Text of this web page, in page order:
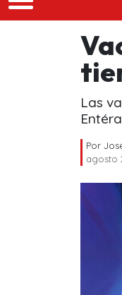
Las
Por
agosto